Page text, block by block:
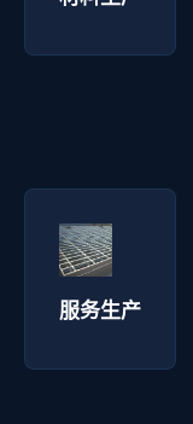
服务生产
服务生产 - 拓通丝网
询价咨询 →